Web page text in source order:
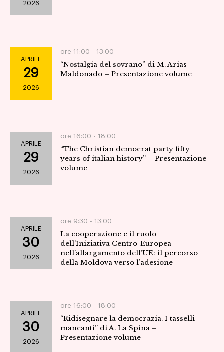
2026
APRILE
29
2026
ore 11:00 - 13:00
“Nostalgia del sovrano” di M. Arias-
Maldonado – Presentazione volume
APRILE
29
2026
ore 16:00 - 18:00
“The Christian democrat party fifty
years of italian history” – Presentazione
volume
APRILE
30
2026
ore 9:30 - 13:00
La cooperazione e il ruolo
dell’Iniziativa Centro-Europea
nell’allargamento dell’UE: il percorso
della Moldova verso l’adesione
APRILE
30
2026
ore 16:00 - 18:00
“Ridisegnare la democrazia. I tasselli
mancanti” di A. La Spina –
Presentazione volume